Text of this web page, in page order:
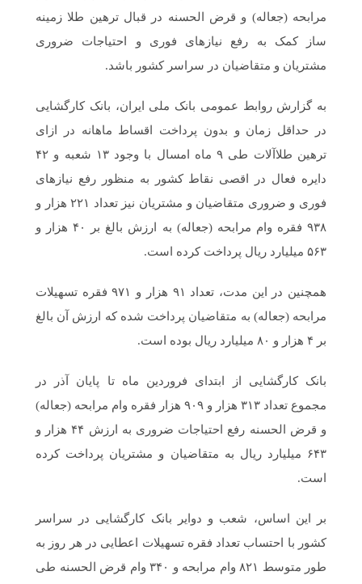
مرابحه (جعاله) و قرض الحسنه در قبال ترهین طلا زمینه
ساز کمک به رفع نیازهای فوری و احتیاجات ضروری
مشتریان و متقاضیان در سراسر کشور باشد.
به گزارش روابط عمومی بانک ملی ایران، بانک کارگشایی
در حداقل زمان و بدون پرداخت اقساط ماهانه در ازای
ترهین طلاآلات طی ۹ ماه امسال با وجود ۱۳ شعبه و ۴۲
دایره فعال در اقصی نقاط کشور به منظور رفع نیازهای
فوری و ضروری متقاضیان و مشتریان نیز تعداد ۲۲۱ هزار و
۹۳۸ فقره وام مرابحه (جعاله) به ارزش بالغ بر ۴۰ هزار و
۵۶۳ میلیارد ریال پرداخت کرده است.
همچنین در این مدت، تعداد ۹۱ هزار و ۹۷۱ فقره تسهیلات
مرابحه (جعاله) به متقاضیان پرداخت شده که ارزش آن بالغ
بر ۴ هزار و ۸۰ میلیارد ریال بوده است.
بانک کارگشایی از ابتدای فروردین ماه تا پایان آذر در
مجموع تعداد ۳۱۳ هزار و ۹۰۹ هزار فقره وام مرابحه (جعاله)
و قرض الحسنه رفع احتیاجات ضروری به ارزش ۴۴ هزار و
۶۴۳ میلیارد ریال به متقاضیان و مشتریان پرداخت کرده
است.
بر این اساس، شعب و دوایر بانک کارگشایی در سراسر
کشور با احتساب تعداد فقره تسهیلات اعطایی در هر روز به
طور متوسط ۸۲۱ وام مرابحه و ۳۴۰ وام قرض الحسنه طی